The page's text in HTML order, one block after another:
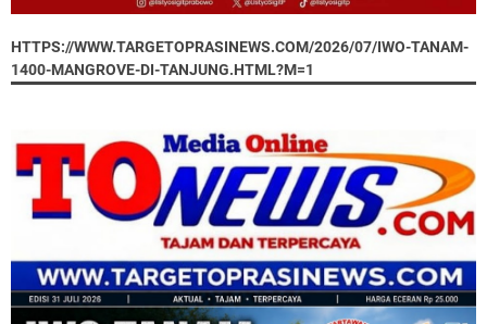
HTTPS://WWW.TARGETOPRASINEWS.COM/2026/07/IWO-TANAM-
1400-MANGROVE-DI-TANJUNG.HTML?M=1